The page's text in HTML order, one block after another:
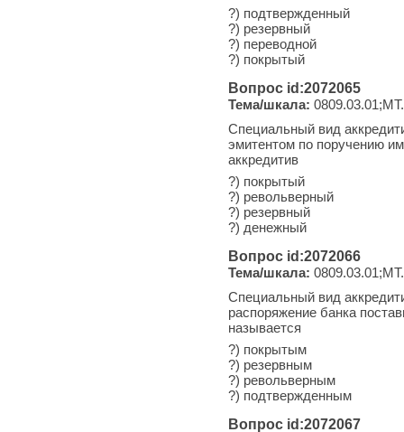
?) подтвержденный
?) резервный
?) переводной
?) покрытый
Вопрос id:2072065
Тема/шкала:
Специальный вид
эмитентом по поручению
аккредитив
?) покрытый
?) револьверный
?) резервный
?) денежный
Вопрос id:2072066
Тема/шкала:
Специальный вид
распоряжение банка
называется
?) покрытым
?) резервным
?) револьверным
?) подтвержденным
Вопрос id:2072067